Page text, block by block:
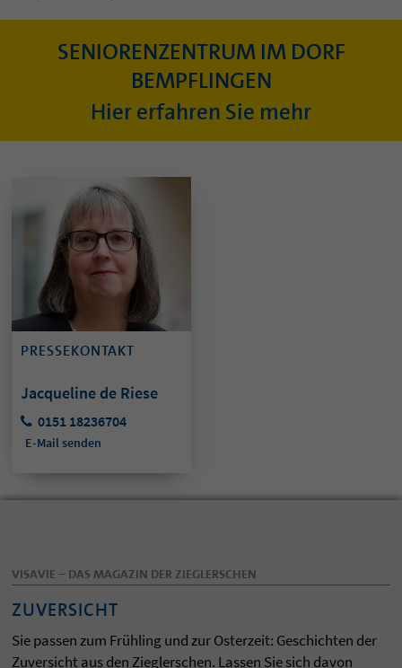
SENIORENZENTRUM IM DORF
BEMPFLINGEN
Hier erfahren Sie mehr
PRESSEKONTAKT
Jacqueline de Riese
0151 18236704
E-Mail senden
VISAVIE – DAS MAGAZIN DER ZIEGLERSCHEN
ZUVERSICHT
Sie passen zum Frühling und zur Osterzeit: Geschichten der
Zuversicht aus den Zieglerschen. Lassen Sie sich davon